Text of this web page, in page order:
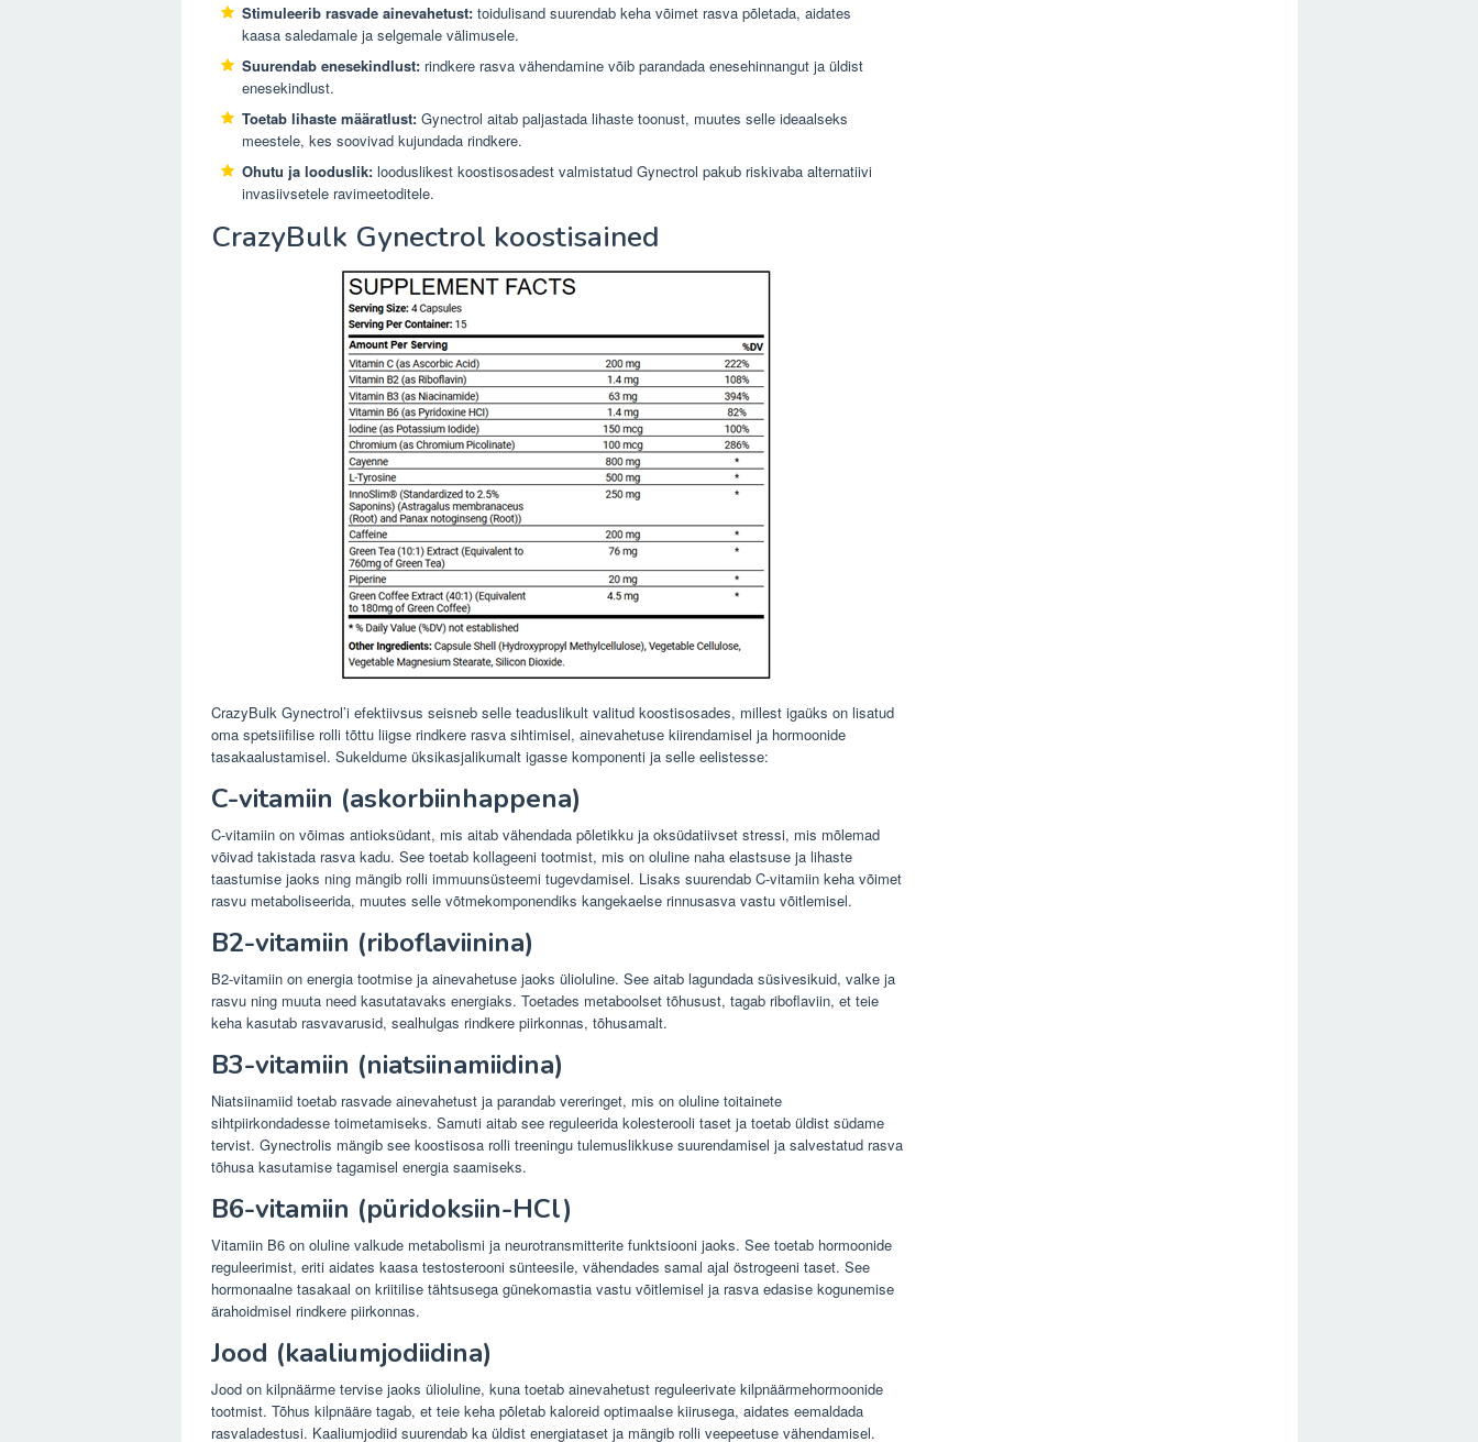
Stimuleerib rasvade ainevahetust: toidulisand suurendab keha võimet rasva põletada, aidates
kaasa saledamale ja selgemale välimusele.
Suurendab enesekindlust: rindkere rasva vähendamine võib parandada enesehinnangut ja üldist
enesekindlust.
Toetab lihaste määratlust: Gynectrol aitab paljastada lihaste toonust, muutes selle ideaalseks
meestele, kes soovivad kujundada rindkere.
Ohutu ja looduslik: looduslikest koostisosadest valmistatud Gynectrol pakub riskivaba alternatiivi
invasiivsetele ravimeetoditele.
CrazyBulk Gynectrol koostisained
CrazyBulk Gynectrol’i efektiivsus seisneb selle teaduslikult valitud koostisosades, millest igaüks on lisatud
oma spetsiifilise rolli tõttu liigse rindkere rasva sihtimisel, ainevahetuse kiirendamisel ja hormoonide
tasakaalustamisel. Sukeldume üksikasjalikumalt igasse komponenti ja selle eelistesse:
C-vitamiin (askorbiinhappena)
C-vitamiin on võimas antioksüdant, mis aitab vähendada põletikku ja oksüdatiivset stressi, mis mõlemad
võivad takistada rasva kadu. See toetab kollageeni tootmist, mis on oluline naha elastsuse ja lihaste
taastumise jaoks ning mängib rolli immuunsüsteemi tugevdamisel. Lisaks suurendab C-vitamiin keha võimet
rasvu metaboliseerida, muutes selle võtmekomponendiks kangekaelse rinnusasva vastu võitlemisel.
B2-vitamiin (riboflaviinina)
B2-vitamiin on energia tootmise ja ainevahetuse jaoks ülioluline. See aitab lagundada süsivesikuid, valke ja
rasvu ning muuta need kasutatavaks energiaks. Toetades metaboolset tõhusust, tagab riboflaviin, et teie
keha kasutab rasvavarusid, sealhulgas rindkere piirkonnas, tõhusamalt.
B3-vitamiin (niatsiinamiidina)
Niatsiinamiid toetab rasvade ainevahetust ja parandab vereringet, mis on oluline toitainete
sihtpiirkondadesse toimetamiseks. Samuti aitab see reguleerida kolesterooli taset ja toetab üldist südame
tervist. Gynectrolis mängib see koostisosa rolli treeningu tulemuslikkuse suurendamisel ja salvestatud rasva
tõhusa kasutamise tagamisel energia saamiseks.
B6-vitamiin (püridoksiin-HCl)
Vitamiin B6 on oluline valkude metabolismi ja neurotransmitterite funktsiooni jaoks. See toetab hormoonide
reguleerimist, eriti aidates kaasa testosterooni sünteesile, vähendades samal ajal östrogeeni taset. See
hormonaalne tasakaal on kriitilise tähtsusega günekomastia vastu võitlemisel ja rasva edasise kogunemise
ärahoidmisel rindkere piirkonnas.
Jood (kaaliumjodiidina)
Jood on kilpnäärme tervise jaoks ülioluline, kuna toetab ainevahetust reguleerivate kilpnäärmehormoonide
tootmist. Tõhus kilpnääre tagab, et teie keha põletab kaloreid optimaalse kiirusega, aidates eemaldada
rasvaladestusi. Kaaliumjodiid suurendab ka üldist energiataset ja mängib rolli veepeetuse vähendamisel.